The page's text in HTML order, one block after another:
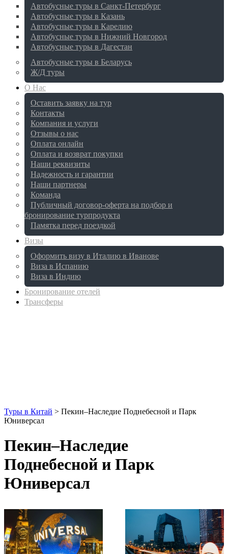
Автобусные туры в Санкт-Петербург
Автобусные туры в Казань
Автобусные туры в Карелию
Автобусные туры в Нижний Новгород
Автобусные туры в Дагестан
Автобусные туры в Беларусь
Ж/Д туры
О Нас
Оставить заявку на тур
Контакты
Компания и услуги
Отзывы о нас
Оплата онлайн
Оплата и возврат покупки
Наши реквизиты
Надежность и гарантии
Наши партнеры
Команда
Публичный договор-оферта на подбор и
бронирование турпродукта
Памятка перед поездкой
Визы
Оформить визу в Италию в Иванове
Виза в Испанию
Виза в Индию
Бронирование отелей
Трансферы
Туры в Китай > Пекин–Наследие Поднебесной и Парк
Юниверсал
Пекин–Наследие
Поднебесной и Парк
Юниверсал